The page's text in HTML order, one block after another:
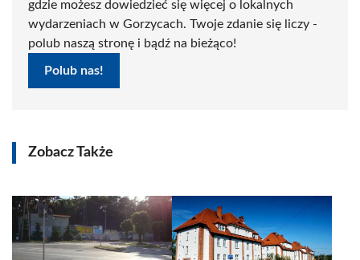
gdzie możesz dowiedzieć się więcej o lokalnych
wydarzeniach w Gorzycach. Twoje zdanie się liczy -
polub naszą stronę i bądź na bieżąco!
Polub nas!
Zobacz Także